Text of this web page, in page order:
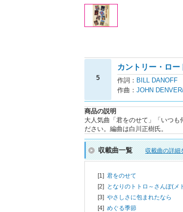
5
カントリー・ロー
作詞： BILL DANOFF
作曲： JOHN
商品の説明
大人気曲「君をのせて」「いつ
ださい。編曲は白川正樹氏。
収載曲一覧 収載曲の詳細
[1] 君をのせて
[2] となりのトトロ～さんぽ(メ
[3] やさしさに包まれたなら
[4] めぐる季節